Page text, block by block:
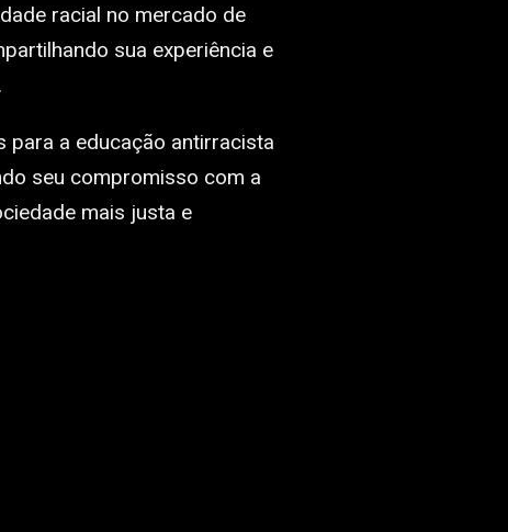
racial no mercado de
sua experiência e
para a educação antirracista
seu compromisso com a
mais justa e